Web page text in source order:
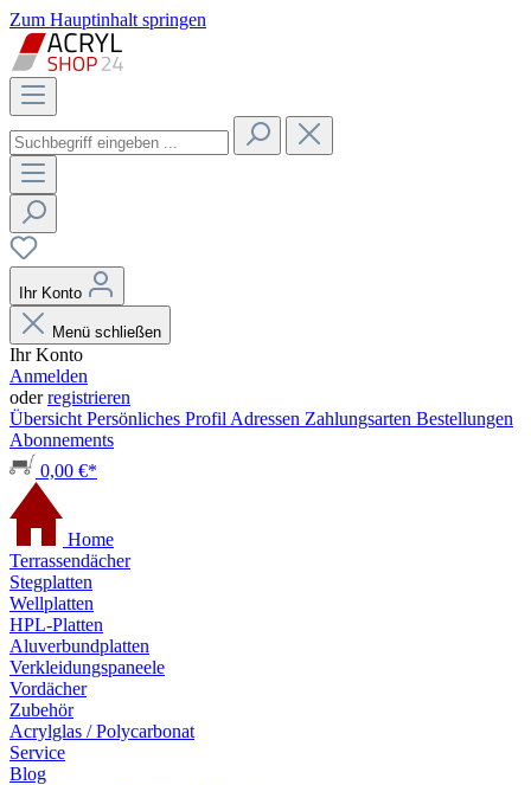
Zum Hauptinhalt springen
Ihr Konto
Menü schließen
Ihr Konto
Anmelden
oderregistrieren
Übersicht Persönliches Profil Adressen Zahlungsarten Bestellungen
Abonnements
0,00 €*
Home
Terrassendächer
Stegplatten
Wellplatten
HPL-Platten
Aluverbundplatten
Verkleidungspaneele
Vordächer
Zubehör
Acrylglas / Polycarbonat
Service
Blog